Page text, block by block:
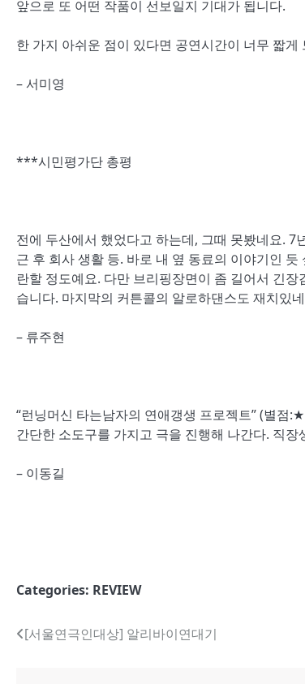
앞으로 또 어떤 작품이 선보일지 기대가 됩니다.
한 가지 아쉬운 점이 있다면 공연시간이 너무 짧
– 서미영
***시민평가단 총평
전에 두산에서 했었다고 하는데, 그때 못봤네요.
근 후 회사 생활 등. 바로 내 옆 동료의 이야기인
란할 정도예요. 다만 브리핑장면이 좀 길어서 긴
습니다. 마지막의 커튼콜의 알로하댄스도 재치있
– 류주현
“런닝머신 타는남자의 연애갱생 프로젝트” (별
간단한 소도구를 가지고 극을 진행해 나간다. 직
– 이동길
Categories: REVIEW
글[서울연극인대상] 알리바이연대기